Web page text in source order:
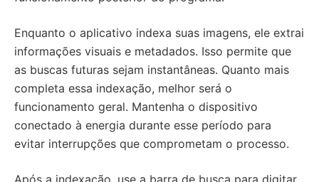
Enquanto o aplicativo indexa suas imagens, ele extrai
informações visuais e metadados. Isso permite que
as buscas futuras sejam instantâneas. Quanto mais
completa essa indexação, melhor será o
funcionamento geral. Mantenha o dispositivo
conectado à energia durante esse período para
evitar interrupções que comprometam o processo.